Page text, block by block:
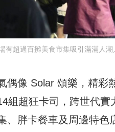
有超過百攤美食市集吸引滿滿人潮
偶像 Solar 頌樂，精彩
組超狂卡司，跨世代實
、胖卡餐車及周邊特色